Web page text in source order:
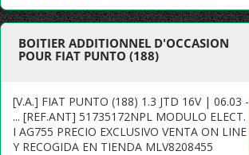
BOITIER ADDITIONNEL D'OCCASION
POUR FIAT PUNTO (188)
[V.A.] FIAT PUNTO (188) 1.3 JTD 16V | 06.03 -
... [REF.ANT] 51735172NPL MODULO ELECT.
I AG755 PRECIO EXCLUSIVO VENTA ON LINE
Y RECOGIDA EN TIENDA MLV8208455